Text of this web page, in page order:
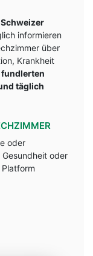
informieren
über
Krankheit
täglich
oder
oder